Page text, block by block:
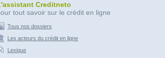
Creditneto
tout savoir sur le crédit en ligne
Tous nos dossiers
Les acteurs du crédit en ligne
Lexique